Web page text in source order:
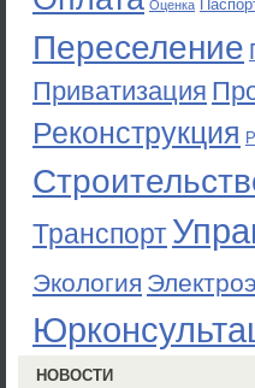
Оценка
Переселение
Приватизация
Реконструкция
Транспорт
Экология
НОВОСТИ